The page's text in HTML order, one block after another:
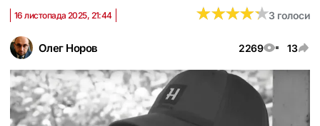
Олег Норов 2269 13
16 листопада 2025, 21:44 ★★★★★
★★★★★3 голоси